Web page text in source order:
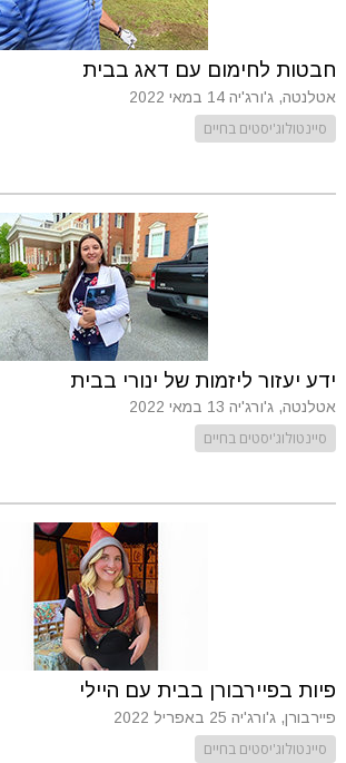
חבטות לחימום עם דאג בבית
אטלנטה, ג'ורג'יה 14 במאי 2022
סיינטולוג'יסטים בחיים
ידע יעזור ליזמות של ינורי בבית
אטלנטה, ג'ורג'יה 13 במאי 2022
סיינטולוג'יסטים בחיים
פיות בפיירבורן בבית עם היילי
פיירבורן, ג'ורג'יה 25 באפריל 2022
סיינטולוג'יסטים בחיים